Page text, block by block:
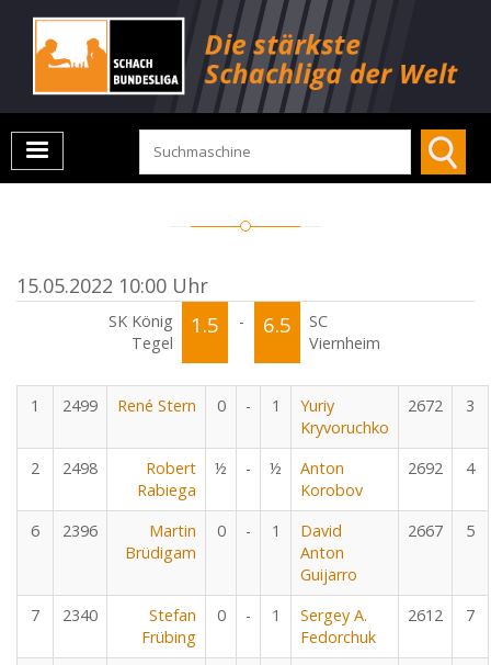
15.05.2022 10:00 Uhr
SK König
Tegel
1.5 - 6.5
SC
Viernheim
1 2499 René Stern 0 - 1
Yuriy
Kryvoruchko
2672 3
2 2498
Robert
Rabiega
½ - ½
Anton
Korobov
2692 4
6 2396
Martin
Brüdigam
0 - 1
David
Anton
Guijarro
2667 5
7 2340
Stefan
Frübing
0 - 1
Sergey A.
Fedorchuk
2612 7